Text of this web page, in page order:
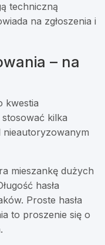
techniczną
na zgłoszenia i
– na
kwestia
kilka
mieszankę dużych
hasła
Proste hasła
to proszenie się o